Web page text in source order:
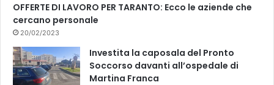
OFFERTE DI LAVORO PER TARANTO: Ecco le aziende che
cercano personale
20/02/2023
Investita la caposala del Pronto
Soccorso davanti all’ospedale di
Martina Franca